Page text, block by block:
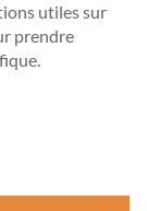
utiles sur
prendre